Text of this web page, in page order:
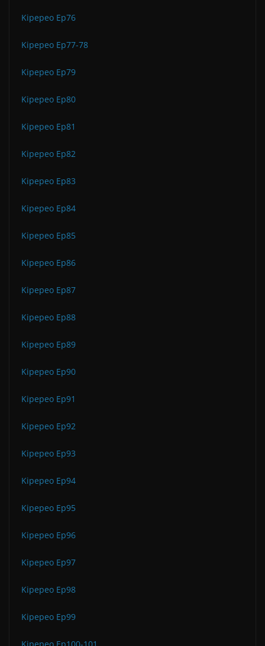
Kipepeo Ep76
Kipepeo Ep77-78
Kipepeo Ep79
Kipepeo Ep80
Kipepeo Ep81
Kipepeo Ep82
Kipepeo Ep83
Kipepeo Ep84
Kipepeo Ep85
Kipepeo Ep86
Kipepeo Ep87
Kipepeo Ep88
Kipepeo Ep89
Kipepeo Ep90
Kipepeo Ep91
Kipepeo Ep92
Kipepeo Ep93
Kipepeo Ep94
Kipepeo Ep95
Kipepeo Ep96
Kipepeo Ep97
Kipepeo Ep98
Kipepeo Ep99